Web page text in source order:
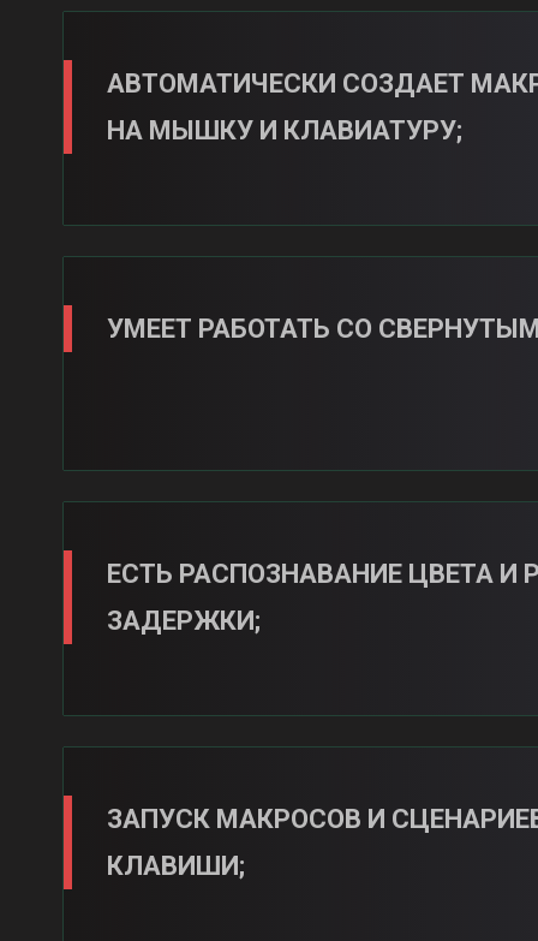
АВТОМАТИЧЕСКИ СОЗДАЕТ
НА МЫШКУ И КЛАВИАТУРУ;
УМЕЕТ РАБОТАТЬ СО
ЕСТЬ РАСПОЗНАВАНИЕ ЦВЕТА И
ЗАДЕРЖКИ;
ЗАПУСК МАКРОСОВ И
КЛАВИШИ;